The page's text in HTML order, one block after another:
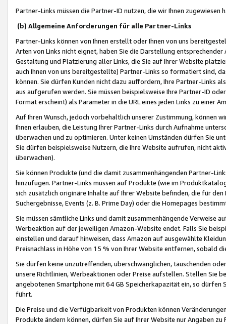
Partner-Links müssen die Partner-ID nutzen, die wir Ihnen zugewiesen
(b) Allgemeine Anforderungen für alle Partner-Links
Partner-Links können von Ihnen erstellt oder Ihnen von uns
Arten von Links nicht eignet, haben Sie die Darstellung
Gestaltung und Platzierung aller Links, die Sie auf Ihrer Website
auch Ihnen von uns bereitgestellte) Partner-Links so formatiert sind,
können. Sie dürfen Kunden nicht dazu auffordern, Ihre Partner-Links
aus aufgerufen werden. Sie müssen beispielsweise Ihre Partner-ID
Format erscheint) als Parameter in die URL eines jeden Links zu einer
Auf Ihren Wunsch, jedoch vorbehaltlich unserer Zustimmung, können
Ihnen erlauben, die Leistung Ihrer Partner-Links durch Aufnahme
überwachen und zu optimieren. Unter keinen Umständen dürfen Sie
Sie dürfen beispielsweise Nutzern, die Ihre Website aufrufen, nicht
überwachen).
Sie können Produkte (und die damit zusammenhängenden Partner-
hinzufügen. Partner-Links müssen auf Produkte (wie im
sich zusätzlich originäre Inhalte auf Ihrer Website befinden, die für
Suchergebnisse, Events (z. B. Prime Day) oder die Homepages
Sie müssen sämtliche Links und damit zusammenhängende
Werbeaktion auf der jeweiligen Amazon-Website endet. Falls Sie
einstellen und darauf hinweisen, dass Amazon auf ausgewählte
Preisnachlass in Höhe von 15 % von Ihrer Website entfernen, sobald
Sie dürfen keine unzutreffenden, überschwänglichen, täuschenden
unsere Richtlinien, Werbeaktionen oder Preise aufstellen. Stellen Sie
angebotenen Smartphone mit 64 GB Speicherkapazität ein, so dürfen
führt.
Die Preise und die Verfügbarkeit von Produkten können
Produkte ändern können, dürfen Sie auf Ihrer Website nur Angaben